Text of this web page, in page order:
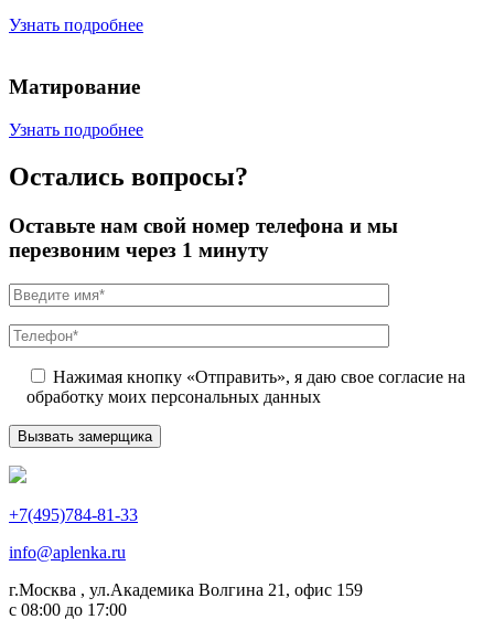
Узнать подробнее
Матирование
Узнать подробнее
Остались вопросы?
Оставьте нам свой номер телефона и мы
перезвоним через 1 минуту
Нажимая кнопку «Отправить», я даю свое согласие на
обработку моих персональных данных
+7(495)784-81-33
info@aplenka.ru
г.Москва , ул.Академика Волгина 21, офис 159
с 08:00 до 17:00